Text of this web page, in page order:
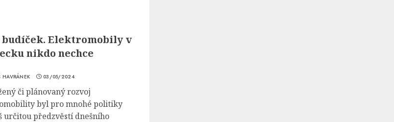
budíček. Elektromobily v
nikdo nechce
HAVRÁNEK 03/05/2024
či plánovaný rozvoj
byl pro mnohé politiky
určitou předzvěstí dnešního